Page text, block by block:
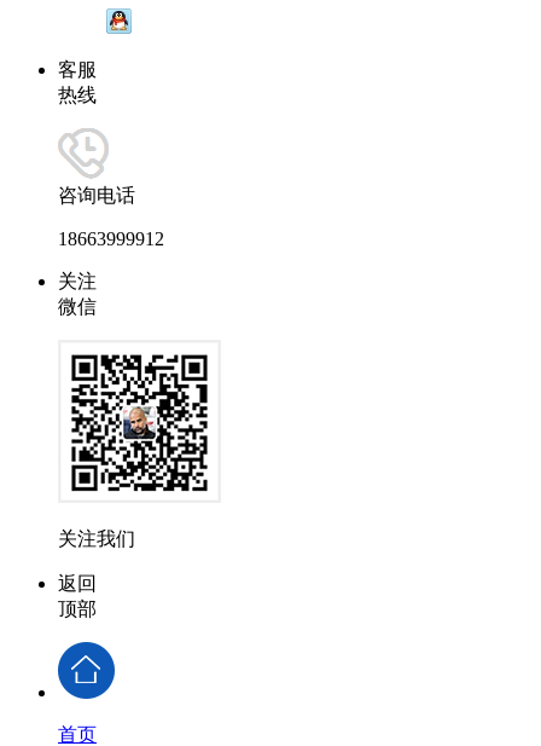
客服
热线
咨询电话
18663999912
关注
微信
关注我们
返回
顶部
首页